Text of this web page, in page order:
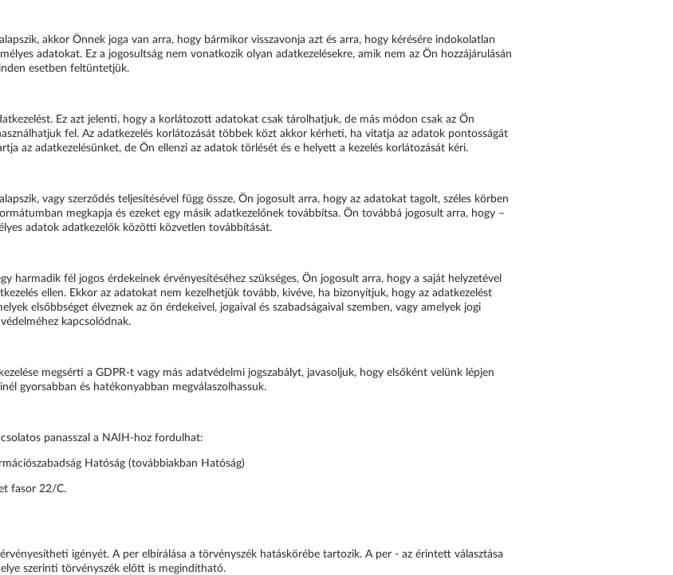
akkor Önnek joga van arra, hogy bármikor visszavonja azt és arra, hogy kérésére indokolatlan
adatokat. Ez a jogosultság nem vonatkozik olyan adatkezelésekre, amik nem az Ön hozzájárulásán
esetben feltüntetjük.
Ez azt jelenti, hogy a korlátozott adatokat csak tárolhatjuk, de más módon csak az Ön
fel. Az adatkezelés korlátozását többek közt akkor kérheti, ha vitatja az adatok pontosságát
az adatkezelésünket, de Ön ellenzi az adatok törlését és e helyett a kezelés korlátozását kéri.
vagy szerződés teljesítésével függ össze, Ön jogosult arra, hogy az adatokat tagolt, széles körben
megkapja és ezeket egy másik adatkezelőnek továbbítsa. Ön továbbá jogosult arra, hogy –
adatok adatkezelők közötti közvetlen továbbítását.
harmadik fél jogos érdekeinek érvényesítéséhez szükséges, Ön jogosult arra, hogy a saját helyzetével
ellen. Ekkor az adatokat nem kezelhetjük tovább, kivéve, ha bizonyítjuk, hogy az adatkezelést
elsőbbséget élveznek az ön érdekeivel, jogaival és szabadságaival szemben, vagy amelyek jogi
kapcsolódnak.
megsérti a GDPR-t vagy más adatvédelmi jogszabályt, javasoljuk, hogy elsőként velünk lépjen
gyorsabban és hatékonyabban megválaszolhassuk.
panasszal a NAIH-hoz fordulhat:
Hatóság (továbbiakban Hatóság)
fasor 22/C.
igényét. A per elbírálása a törvényszék hatáskörébe tartozik. A per - az érintett választása
szerinti törvényszék előtt is megindítható.